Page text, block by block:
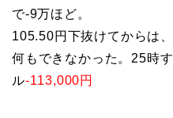
で-9万ほど。
105.50円下抜けてからは
何もできなかった。25時
ル-113,000円